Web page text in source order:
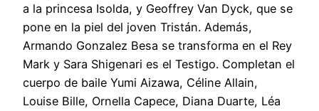
a la princesa Isolda, y Geoffrey Van Dyck, que se
pone en la piel del joven Tristán. Además,
Armando Gonzalez Besa se transforma en el Rey
Mark y Sara Shigenari es el Testigo. Completan el
cuerpo de baile Yumi Aizawa, Céline Allain,
Louise Bille, Ornella Capece, Diana Duarte, Léa